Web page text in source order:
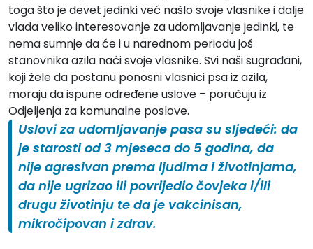
toga što je devet jedinki već našlo svoje vlasnike i dalje
vlada veliko interesovanje za udomljavanje jedinki, te
nema sumnje da će i u narednom periodu još
stanovnika azila naći svoje vlasnike. Svi naši sugrađani,
koji žele da postanu ponosni vlasnici psa iz azila,
moraju da ispune određene uslove – poručuju iz
Odjeljenja za komunalne poslove.
Uslovi za udomljavanje pasa su sljedeći: da
je starosti od 3 mjeseca do 5 godina, da
nije agresivan prema ljudima i životinjama,
da nije ugrizao ili povrijedio čovjeka i/ili
drugu životinju te da je vakcinisan,
mikročipovan i zdrav.